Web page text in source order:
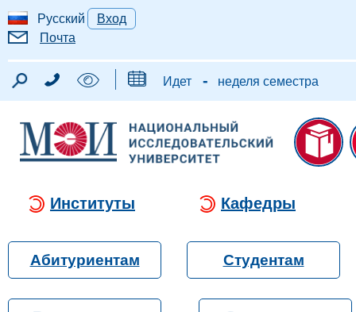
Русский
Вход
Почта
Идет - неделя семестра
Институты Кафедры
Абитуриентам Студентам